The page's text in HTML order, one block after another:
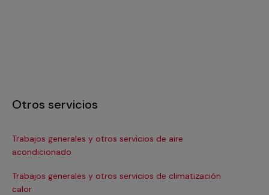
Otros servicios
Trabajos generales y otros servicios de aire
acondicionado
Trabajos generales y otros servicios de climatización
calor